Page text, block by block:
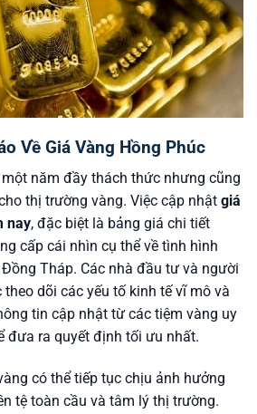
Về Giá Vàng Hồng Phúc
năm đầy thách thức nhưng cũng
thị trường vàng. Việc cập nhật giá
nay, đặc biệt là bảng giá chi tiết
cấp cái nhìn cụ thể về tình hình
Tháp. Các nhà đầu tư và người
dõi các yếu tố kinh tế vĩ mô và
tin cập nhật từ các tiệm vàng uy
đưa ra quyết định tối ưu nhất.
có thể tiếp tục chịu ảnh hưởng
tệ toàn cầu và tâm lý thị trường.